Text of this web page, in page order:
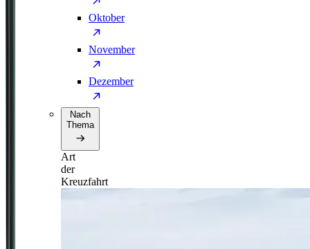
Oktober
November
Dezember
Nach
Thema
Art
der
Kreuzfahrt